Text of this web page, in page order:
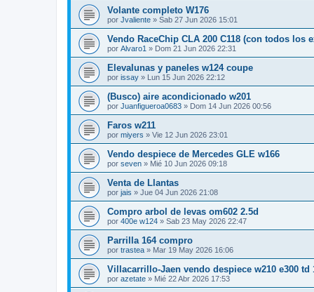
Volante completo W176
por Jvaliente » Sab 27 Jun 2026 15:01
Vendo RaceChip CLA 200 C118 (con todos los
por Alvaro1 » Dom 21 Jun 2026 22:31
Elevalunas y paneles w124 coupe
por issay » Lun 15 Jun 2026 22:12
(Busco) aire acondicionado w201
por Juanfigueroa0683 » Dom 14 Jun 2026 00:56
Faros w211
por miyers » Vie 12 Jun 2026 23:01
Vendo despiece de Mercedes GLE w166
por seven » Mié 10 Jun 2026 09:18
Venta de Llantas
por jais » Jue 04 Jun 2026 21:08
Compro arbol de levas om602 2.5d
por 400e w124 » Sab 23 May 2026 22:47
Parrilla 164 compro
por trastea » Mar 19 May 2026 16:06
Villacarrillo-Jaen vendo despiece w210 e300 td
por azetate » Mié 22 Abr 2026 17:53